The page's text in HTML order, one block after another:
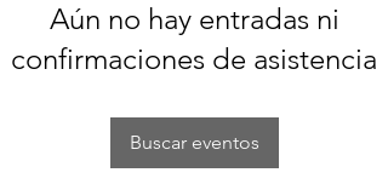
Aún no hay entradas ni
confirmaciones de asistencia
Buscar eventos